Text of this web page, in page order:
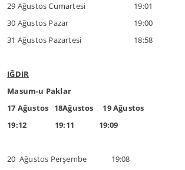
29 Ağustos Cumartesi
19:01
30 Ağustos Pazar
19:00
31 Ağustos Pazartesi
18:58
IĞDIR
Masum-u Paklar
17 Ağustos 18Ağustos 19 Ağustos
19:12 19:11 19:09
20 Ağustos Perşembe 19:08